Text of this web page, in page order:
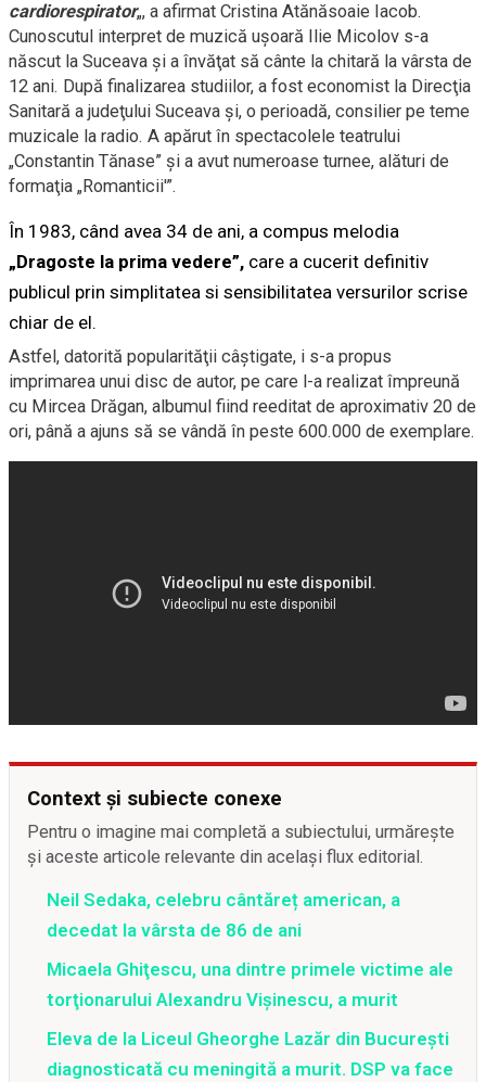
cardiorespirator„, a afirmat Cristina Atănăsoaie Iacob.
Cunoscutul interpret de muzică uşoară Ilie Micolov s-a
născut la Suceava şi a învăţat să cânte la chitară la vârsta de
12 ani. După finalizarea studiilor, a fost economist la Direcţia
Sanitară a judeţului Suceava şi, o perioadă, consilier pe teme
muzicale la radio. A apărut în spectacolele teatrului
„Constantin Tănase” şi a avut numeroase turnee, alături de
formaţia „Romanticii'”.
În 1983, când avea 34 de ani, a compus melodia
„Dragoste la prima vedere”, care a cucerit definitiv
publicul prin simplitatea si sensibilitatea versurilor scrise
chiar de el.
Astfel, datorită popularităţii câştigate, i s-a propus
imprimarea unui disc de autor, pe care l-a realizat împreună
cu Mircea Drăgan, albumul fiind reeditat de aproximativ 20 de
ori, până a ajuns să se vândă în peste 600.000 de exemplare.
Context și subiecte conexe
Pentru o imagine mai completă a subiectului, urmărește
și aceste articole relevante din același flux editorial.
Neil Sedaka, celebru cântăreț american, a
decedat la vârsta de 86 de ani
Micaela Ghiţescu, una dintre primele victime ale
torţionarului Alexandru Vişinescu, a murit
Eleva de la Liceul Gheorghe Lazăr din București
diagnosticată cu meningită a murit. DSP va face